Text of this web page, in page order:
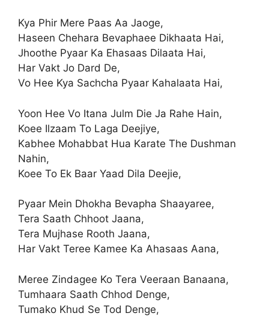
Kya Phir Mere Paas Aa Jaoge,
Haseen Chehara Bevaphaee Dikhaata Hai,
Jhoothe Pyaar Ka Ehasaas Dilaata Hai,
Har Vakt Jo Dard De,
Vo Hee Kya Sachcha Pyaar Kahalaata Hai,
Yoon Hee Vo Itana Julm Die Ja Rahe Hain,
Koee Ilzaam To Laga Deejiye,
Kabhee Mohabbat Hua Karate The Dushman
Nahin,
Koee To Ek Baar Yaad Dila Deejie,
Pyaar Mein Dhokha Bevapha Shaayaree,
Tera Saath Chhoot Jaana,
Tera Mujhase Rooth Jaana,
Har Vakt Teree Kamee Ka Ahasaas Aana,
Meree Zindagee Ko Tera Veeraan Banaana,
Tumhaara Saath Chhod Denge,
Tumako Khud Se Tod Denge,